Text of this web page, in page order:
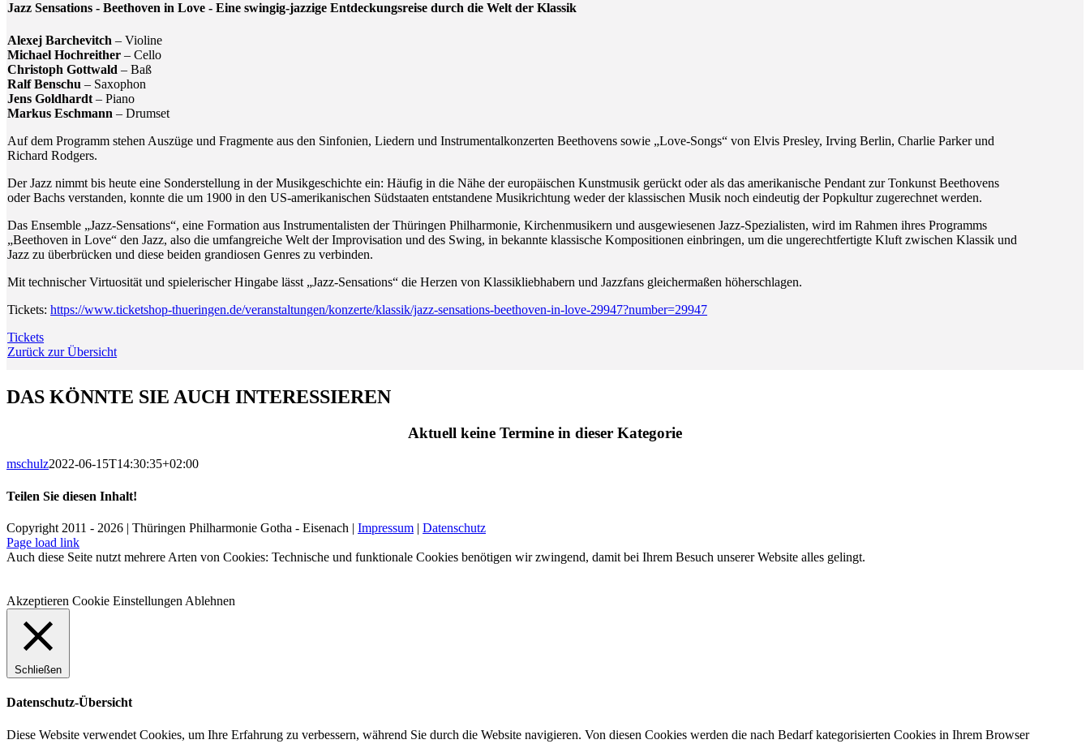
Jazz Sensations - Beethoven in Love - Eine swingig-jazzige Entdeckungsreise durch die Welt der Klassik
Alexej Barchevitch – Violine
Michael Hochreither – Cello
Christoph Gottwald – Baß
Ralf Benschu – Saxophon
Jens Goldhardt – Piano
Markus Eschmann – Drumset
Auf dem Programm stehen Auszüge und Fragmente aus den Sinfonien, Liedern und Instrumentalkonzerten Beethovens sowie „Love-Songs“ von Elvis Presley, Irving Berlin, Charlie Parker und
Richard Rodgers.
Der Jazz nimmt bis heute eine Sonderstellung in der Musikgeschichte ein: Häufig in die Nähe der europäischen Kunstmusik gerückt oder als das amerikanische Pendant zur Tonkunst Beethovens
oder Bachs verstanden, konnte die um 1900 in den US-amerikanischen Südstaaten entstandene Musikrichtung weder der klassischen Musik noch eindeutig der Popkultur zugerechnet werden.
Das Ensemble „Jazz-Sensations“, eine Formation aus Instrumentalisten der Thüringen Philharmonie, Kirchenmusikern und ausgewiesenen Jazz-Spezialisten, wird im Rahmen ihres Programms
„Beethoven in Love“ den Jazz, also die umfangreiche Welt der Improvisation und des Swing, in bekannte klassische Kompositionen einbringen, um die ungerechtfertigte Kluft zwischen Klassik und
Jazz zu überbrücken und diese beiden grandiosen Genres zu verbinden.
Mit technischer Virtuosität und spielerischer Hingabe lässt „Jazz-Sensations“ die Herzen von Klassikliebhabern und Jazzfans gleichermaßen höherschlagen.
Tickets:https://www.ticketshop-thueringen.de/veranstaltungen/konzerte/klassik/jazz-sensations-beethoven-in-love-29947?number=29947
Tickets
Zurück zur Übersicht
DAS KÖNNTE SIE AUCH INTERESSIEREN
Aktuell keine Termine in dieser Kategorie
mschulz2022-06-15T14:30:35+02:00
Teilen Sie diesen Inhalt!
Facebook
X
LinkedIn
E-
Mail
Copyright 2011 - 2026 | Thüringen Philharmonie Gotha - Eisenach | Impressum | Datenschutz
Facebook
Instagram
WhatsApp
YouTube
E-
Mail
Telefon
Page load link
Auch diese Seite nutzt mehrere Arten von Cookies: Technische und funktionale Cookies benötigen wir zwingend, damit bei Ihrem Besuch unserer Website alles gelingt.
Akzeptieren Cookie Einstellungen Ablehnen
Schließen
Datenschutz-Übersicht
Diese Website verwendet Cookies, um Ihre Erfahrung zu verbessern, während Sie durch die Website navigieren. Von diesen Cookies werden die nach Bedarf kategorisierten Cookies in Ihrem Browser